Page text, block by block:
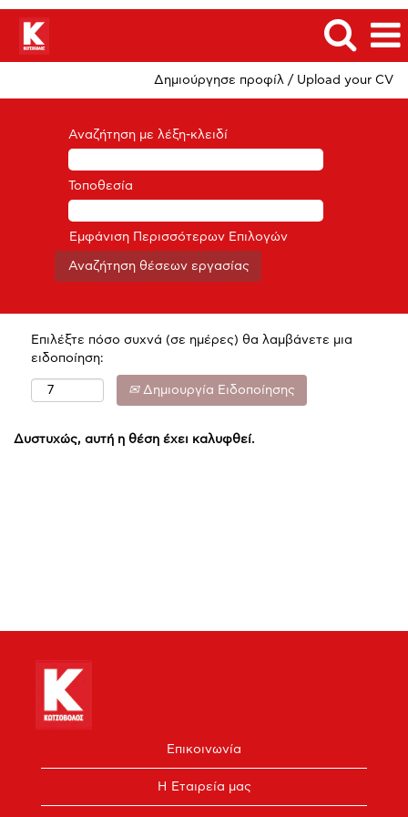
Δημιούργησε προφίλ / Upload your CV
Αναζήτηση με λέξη-κλειδί
Τοποθεσία
Εμφάνιση Περισσότερων Επιλογών
Επιλέξτε πόσο συχνά (σε ημέρες) θα λαμβάνετε μια
ειδοποίηση:
Δημιουργία Ειδοποίησης
Δυστυχώς, αυτή η θέση έχει καλυφθεί.
Επικοινωνία
Η Εταιρεία μας